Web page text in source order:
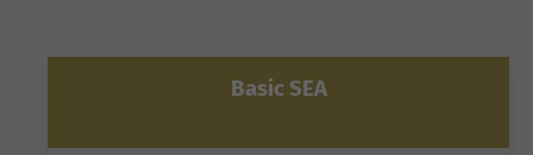
Basic SEA